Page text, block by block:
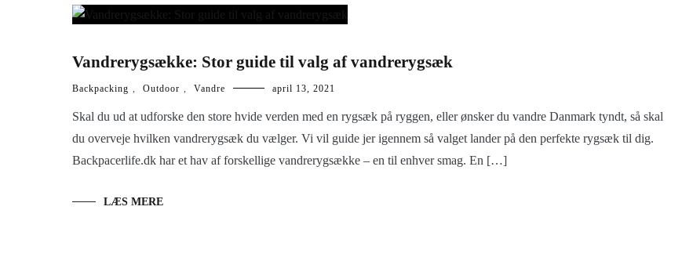
Vandrerygsække: Stor guide til valg af vandrerygsæk
Backpacking , Outdoor , Vandre april 13, 2021
Skal du ud at udforske den store hvide verden med en rygsæk på ryggen, eller ønsker du vandre Danmark tyndt, så skal
du overveje hvilken vandrerygsæk du vælger. Vi vil guide jer igennem så valget lander på den perfekte rygsæk til dig.
Backpacerlife.dk har et hav af forskellige vandrerygsække – en til enhver smag. En […]
LÆS MERE